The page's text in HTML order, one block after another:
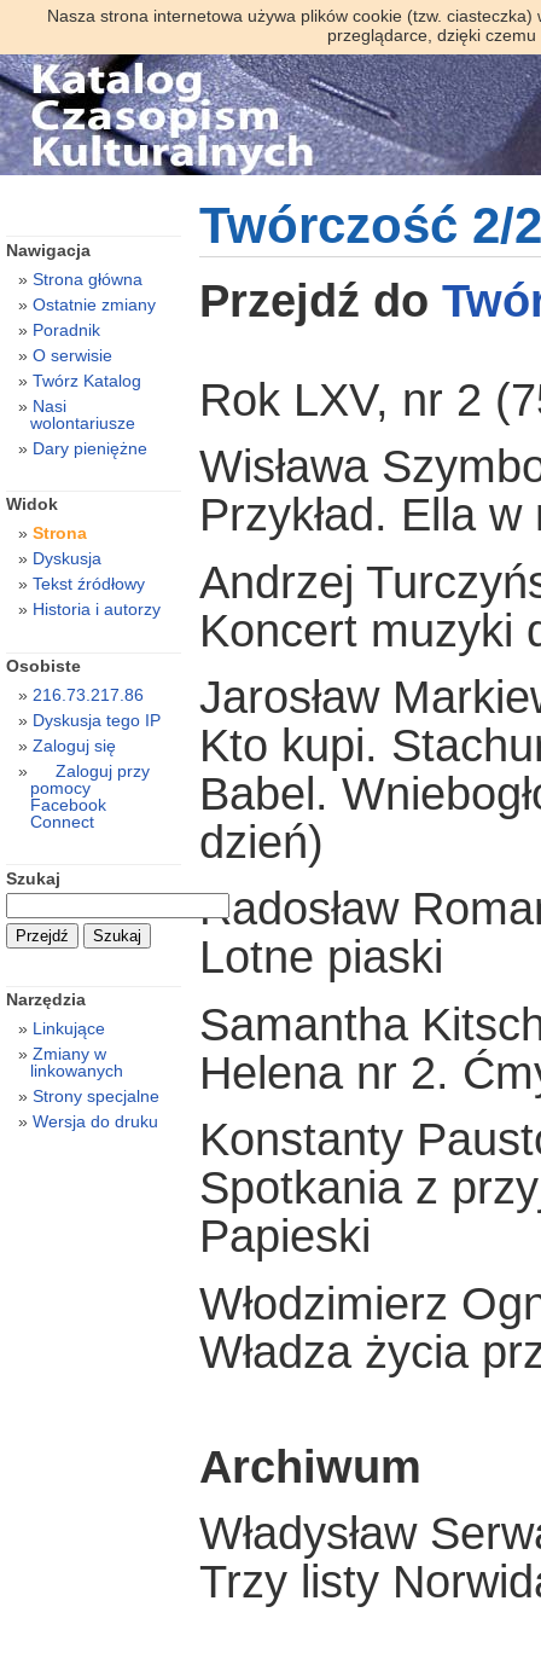
Nasza strona internetowa używa plików cookie (tzw.
przeglądarce, dzięki
Twórczość 2/
Przejdź do
Rok LXV, nr 2
Wisława
Przykład. Ella
Andrzej
Koncert muzyki
Jarosław
Kto kupi.
Babel.
dzień)
Radosław
Lotne piaski
Samantha
Helena nr 2.
Konstanty
Spotkania z
Papieski
Włodzimierz
Władza życia
Archiwum
Władysław
Trzy listy
Nawigacja
Strona główna
Ostatnie zmiany
Poradnik
O serwisie
Twórz Katalog
Nasi
wolontariusze
Dary pieniężne
Widok
Strona
Dyskusja
Tekst źródłowy
Historia i autorzy
Osobiste
216.73.217.86
Dyskusja tego IP
Zaloguj się
Zaloguj przy
pomocy
Facebook
Connect
Szukaj
Narzędzia
Linkujące
Zmiany w
linkowanych
Strony specjalne
Wersja do druku